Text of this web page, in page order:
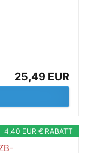
25,49 EUR
4,40 EUR € RABATT